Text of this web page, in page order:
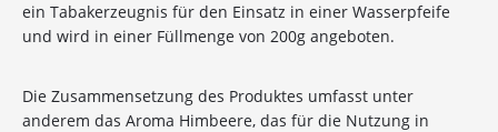
ein Tabakerzeugnis für den Einsatz in einer Wasserpfeife
und wird in einer Füllmenge von 200g angeboten.
Die Zusammensetzung des Produktes umfasst unter
anderem das Aroma Himbeere, das für die Nutzung in